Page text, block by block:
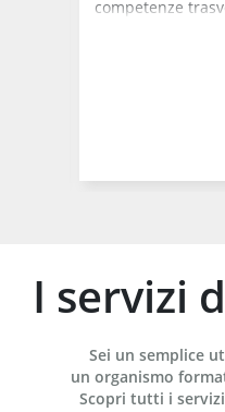
competenze
I servizi
Sei un semplice
un organismo
Scopri tutti i